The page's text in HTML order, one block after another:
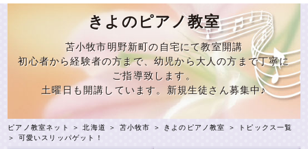
きよのピアノ教室
苫小牧市明野新町の自宅にて教室開講
初心者から経験者の方まで、幼児から大人の方まで丁寧に
ご指導致します。
土曜日も開講しています。新規生徒さん募集中♪
ピアノ教室ネット ＞北海道 ＞ 苫小牧市 ＞ きよのピアノ教室 ＞
トピックス一覧
＞ 可愛いスリッパゲット！